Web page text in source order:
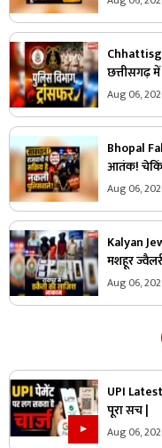
छत्तीसगढ़
Aug 06,
Bhopal Fake
आतंक!
बड़ा खेल
Aug 06,
Kalyan
मशहूर
कारतूस और
Aug 06,
UPI
पूरा सच |
Aug 06,